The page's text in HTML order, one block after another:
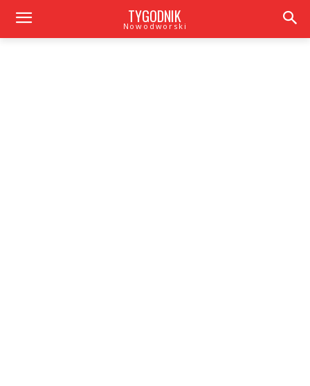
TYGODNIK
Nowodworski